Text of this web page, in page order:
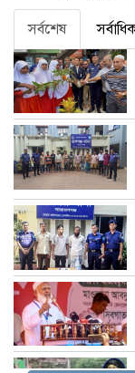
সর্বশেষ